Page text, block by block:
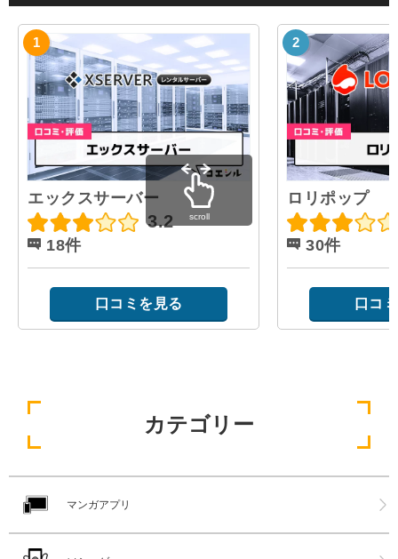
エックスサーバー
3.2
18件
口コミを見る
ロリポップ
30件
口コ
scroll
カテゴリー
マンガアプリ